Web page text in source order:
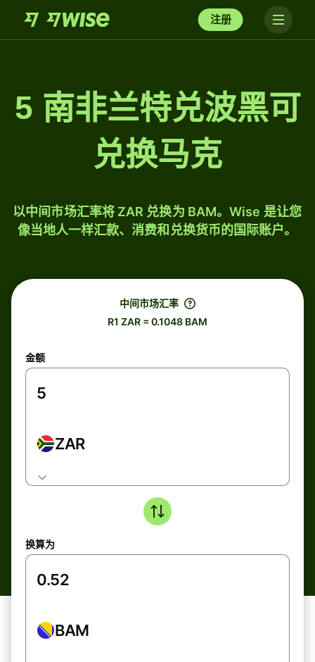
注册
5 南非兰特兑波黑可
兑换马克
以中间市场汇率将 ZAR 兑换为 BAM。Wise 是让您
像当地人一样汇款、消费和兑换货币的国际账户。
中间市场汇率
R1 ZAR = 0.1048 BAM
金额
ZAR
换算为
BAM